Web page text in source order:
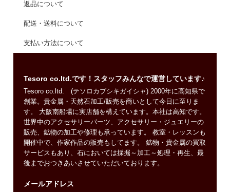
返品について
配送・送料について
支払い方法について
Tesoro co.ltd.です！スタッフみんなで運営しています♪
Tesoro co.ltd. (テソロカブシキガイシャ) 2000年に高知県で
創業。貴金属・天然石加工/販売を商いとして今日に至りま
す。 大阪南船場に実店舗を構えています。本社は高知です。
世界中のアクセサリーパーツ、アクセサリー・ジュエリーの
販売、鉱物の加工や修理も承っています。 教室・レッスンも
開催中で、作家作品の販売もしてます。 鉱物・貴金属の買取
サービスもあり、石においては採掘～加工～処理・再生、最
後までおつきあいさせていただいております。
メールアドレス